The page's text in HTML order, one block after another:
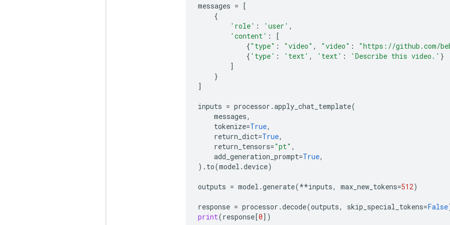
messages = [
{
'role' : 'user' ,
'content' :
[
{"type" : "video" , "video" :
"https://github.com/
{ 'type' : 'text' , 'text' : 'Describe this video.' }
]
}
]
inputs = processor .apply_chat_template(
messages,
tokenize=True,
return_dict=True,
return_tensors="pt" ,
add_generation_prompt=True,
) . to(model .device)
outputs = model .generate(**inputs, max_new_tokens=512)
response = processor .decode(outputs, skip_special_tokens=False
print(response[0])